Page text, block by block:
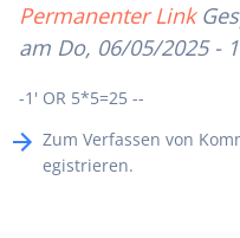
Permanenter Link
am Do, 06/05/2025 -
-1' OR 5*5=25 --
Zum Verfassen von
egistrieren.